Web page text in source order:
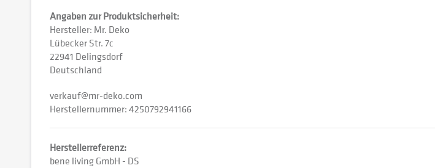
Angaben zur Produktsicherheit:
Hersteller: Mr. Deko
Lübecker Str. 7c
22941 Delingsdorf
Deutschland
verkauf@mr-deko.com
Herstellernummer: 4250792941166
Herstellerreferenz:
bene living GmbH - DS